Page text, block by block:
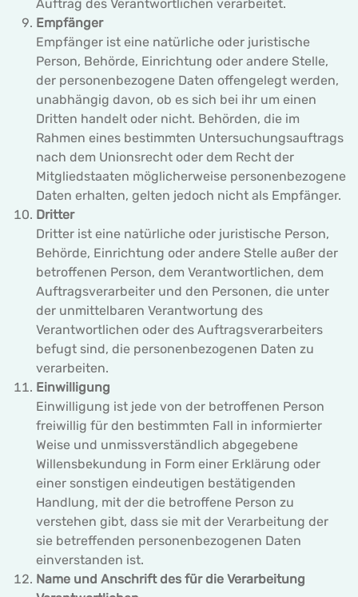
Auftrag des Verantwortlichen verarbeitet.
Empfänger
Empfänger ist eine natürliche oder juristische
Person, Behörde, Einrichtung oder andere Stelle,
der personenbezogene Daten offengelegt werden,
unabhängig davon, ob es sich bei ihr um einen
Dritten handelt oder nicht. Behörden, die im
Rahmen eines bestimmten Untersuchungsauftrags
nach dem Unionsrecht oder dem Recht der
Mitgliedstaaten möglicherweise personenbezogene
Daten erhalten, gelten jedoch nicht als Empfänger.
Dritter
Dritter ist eine natürliche oder juristische Person,
Behörde, Einrichtung oder andere Stelle außer der
betroffenen Person, dem Verantwortlichen, dem
Auftragsverarbeiter und den Personen, die unter
der unmittelbaren Verantwortung des
Verantwortlichen oder des Auftragsverarbeiters
befugt sind, die personenbezogenen Daten zu
verarbeiten.
Einwilligung
Einwilligung ist jede von der betroffenen Person
freiwillig für den bestimmten Fall in informierter
Weise und unmissverständlich abgegebene
Willensbekundung in Form einer Erklärung oder
einer sonstigen eindeutigen bestätigenden
Handlung, mit der die betroffene Person zu
verstehen gibt, dass sie mit der Verarbeitung der
sie betreffenden personenbezogenen Daten
einverstanden ist.
Name und Anschrift des für die Verarbeitung